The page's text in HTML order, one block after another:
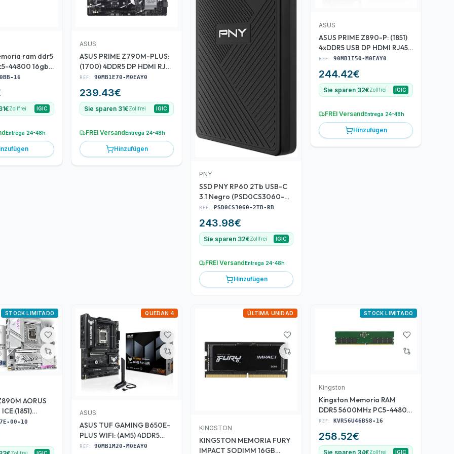
ram ddr5
44800 16gb
fury beast
16
Zollfrei IGIC
Entrega 24-48h
ASUS
ASUS PRIME Z790M-PLUS:
(1700) 4DDR5 DP HDMI RJ45
mATX
REF: 90MB1E70-M0EAY0
239.43€
Sie sparen 31€Zollfrei IGIC
FREI VersandEntrega 24-48h
Hinzufügen
PNY
SSD PNY RP60 2Tb USB-C
3.1 Negro (PSD0CS3060-
2TB-RB)
REF: PSD0CS3060-2TB-RB
243.98€
Sie sparen 32€Zollfrei IGIC
FREI VersandEntrega 24-48h
Hinzufügen
ASUS
ASUS PRIME Z890-P: (1851)
4xDDR5 USB DP HDMI RJ45
ATX
REF: 90MB1I50-M0EAY0
244.42€
Sie sparen 32€Zollfrei IGIC
FREI VersandEntrega 24-48h
Hinzufügen
AORUS
00-10
STOCK LIMITADO
ASUS
ASUS TUF GAMING B650E-
PLUS WIFI: (AM5) 4DDR5
HDMI ATX
REF: 90MB1M20-M0EAY0
QUEDAN 4
KINGSTON
KINGSTON MEMORIA FURY
IMPACT SODIMM 16GB
ÚLTIMA UNIDAD
Kingston
Kingston Memoria RAM
DDR5 5600MHz PC5-44800
16GB 288-pin DIMM
REF: KVR56U46BS8-16
258.52€
STOCK LIMITADO
Sie sparen 34€Zollfrei IGIC